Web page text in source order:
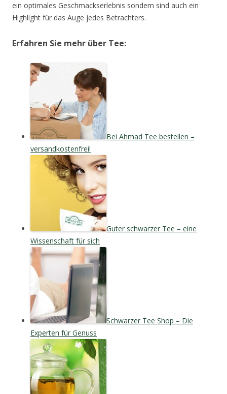
ein optimales Geschmackserlebnis sondern sind auch ein
Highlight für das Auge jedes Betrachters.
Erfahren Sie mehr über Tee:
Bei Ahmad Tee bestellen –
versandkostenfrei!
Guter schwarzer Tee – eine
Wissenschaft für sich
Schwarzer Tee Shop – Die
Experten für Genuss